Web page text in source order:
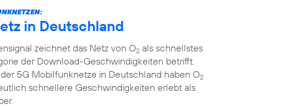
in Deutschland
zeichnet das Netz von O2 als schnellstes
der Download-Geschwindigkeiten betrifft.
5G Mobilfunknetze in Deutschland haben O2
schnellere Geschwindigkeiten erlebt als